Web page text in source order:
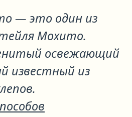
— это один из
Мохито.
освежающий
известный из